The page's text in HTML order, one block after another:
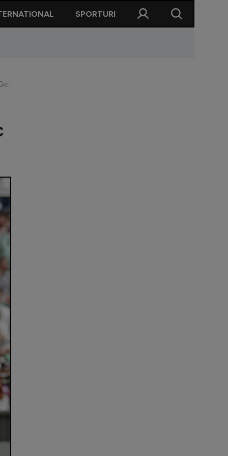
SPORTURI
primit de public cu zâmbete și aplauze